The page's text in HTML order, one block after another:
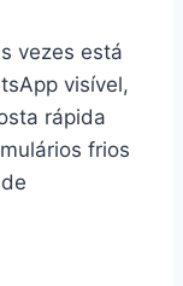
vezes está
visível,
rápida
frios